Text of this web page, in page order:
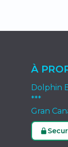
À
Dolphin
***
Gran